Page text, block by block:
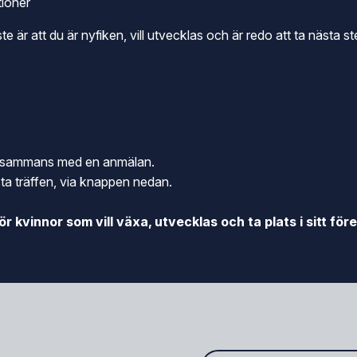
är att du är nyfiken, vill utvecklas och är redo att ta nästa
med en anmälan.
träffen, via knappen nedan.
kvinnor som vill växa, utvecklas och ta plats i sitt